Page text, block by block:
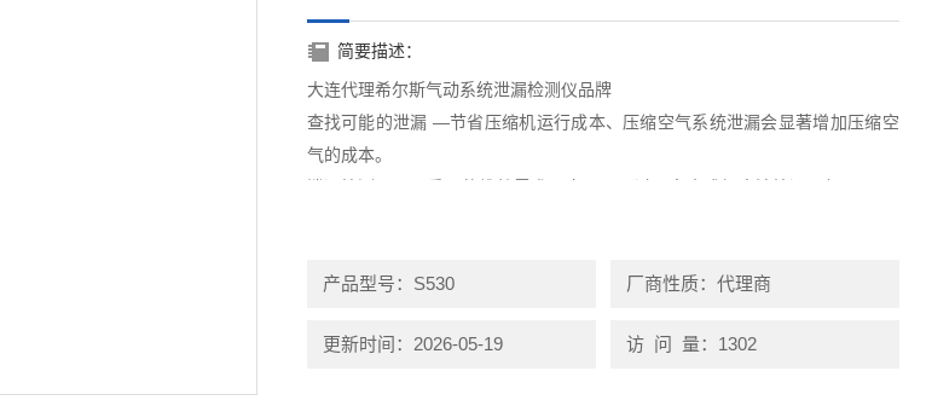
简要描述：
大连代理希尔斯气动系统泄漏检测仪品牌
查找可能的泄漏 —节省压缩机运行成本、压缩空气系统泄漏会显著增加压缩空
气的成本。
产品型号：S530 厂商性质：代理商
更新时间：2026-05-19 访 问 量：1302